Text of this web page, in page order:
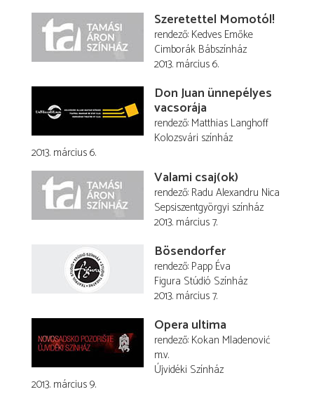
Szeretettel Momotól!
rendező Kedves Emőke
Cimborák Bábszínház
2013. március 6.
Don Juan ünnepélyes
vacsorája
rendező Matthias Langhoff
Kolozsvári színház
2013. március 6.
Valami csaj(ok)
rendező Radu Alexandru Nica
Sepsiszentgyörgyi színház
2013. március 7.
Bösendorfer
rendező Papp Éva
Figura Stúdió Színház
2013. március 7.
Opera ultima
rendező Kokan Mladenović
m.v.
Újvidéki Színház
2013. március 9.